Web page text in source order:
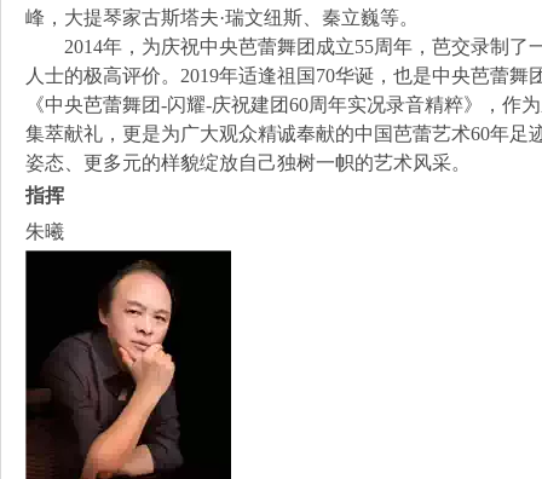
峰，大提琴家古斯塔夫·瑞文纽斯、秦立巍等。
2014年，为庆祝中央芭蕾舞团成立55周年，芭交录制了
人士的极高评价。2019年适逢祖国70华诞，也是中央芭蕾舞
《中央芭蕾舞团-闪耀-庆祝建团60周年实况录音精粹》，作
集萃献礼，更是为广大观众精诚奉献的中国芭蕾艺术60年足
姿态、更多元的样貌绽放自己独树一帜的艺术风采。
指挥
朱曦